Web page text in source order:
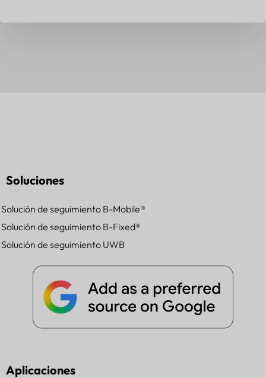
Soluciones
Solución de seguimiento B-Mobile®
Solución de seguimiento B-Fixed®
Solución de seguimiento UWB
Aplicaciones